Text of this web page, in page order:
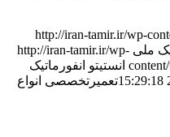
http://iran-tamir.ir/wp-
ملی http://iran-tamir.ir/wp-
انستیتو انفورماتیک
تعمیرتخصصی انواع